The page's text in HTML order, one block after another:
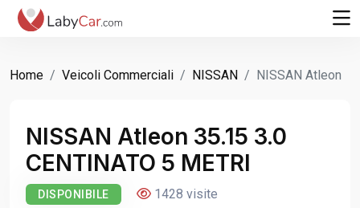
Home Veicoli Commerciali NISSAN NISSAN Atleon
NISSAN Atleon 35.15 3.0
CENTINATO 5 METRI
DISPONIBILE 1428 visite